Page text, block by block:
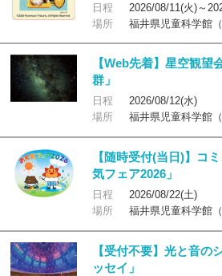
日程
2026/08/11(火)～
場所
福井県児童科学館
【Web先着】星空観望
群」
日程
2026/08/12(水)
場所
福井県児童科学館
【随時受付(当日)】コ
気フェア2026」
日程
2026/08/22(土)
場所
福井県児童科学館
【受付不要】光と音の
ッセイ」